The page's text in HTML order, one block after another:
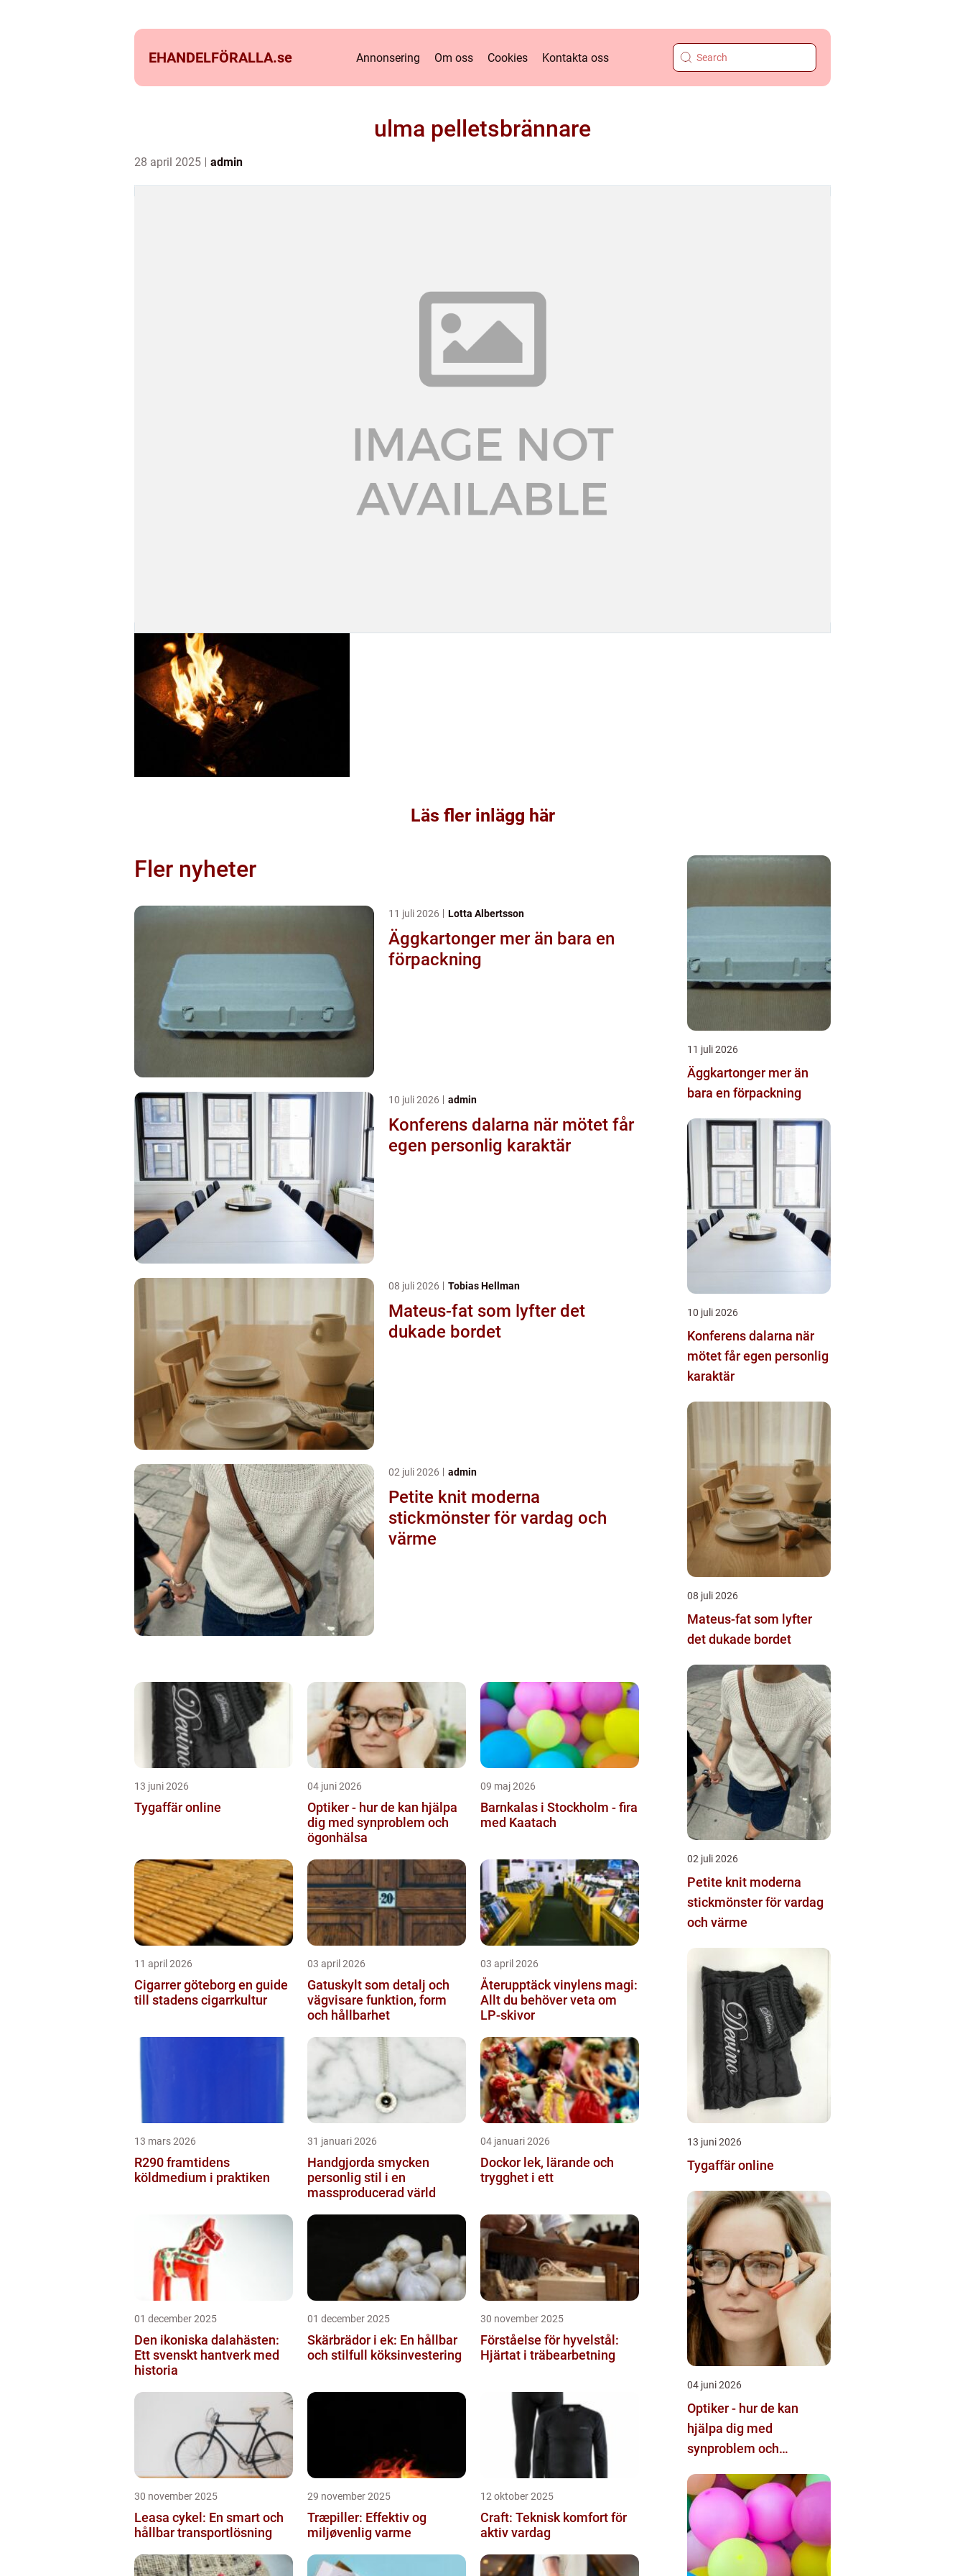
EHANDELFÖRALLA.se Annonsering Om oss Cookies Kontakta oss
ulma pelletsbrännare
28 april 2025 admin
Läs fler inlägg här
Fler nyheter
11 juli 2026 Lotta Albertsson
Äggkartonger mer än bara en
förpackning
10 juli 2026 admin
Konferens dalarna när mötet får
egen personlig karaktär
08 juli 2026 Tobias Hellman
Mateus-fat som lyfter det
dukade bordet
02 juli 2026 admin
Petite knit moderna
stickmönster för vardag och
värme
13 juni 2026
Tygaffär online
04 juni 2026
Optiker - hur de kan hjälpa
dig med synproblem och
ögonhälsa
09 maj 2026
Barnkalas i Stockholm - fira
med Kaatach
11 april 2026
Cigarrer göteborg en guide
till stadens cigarrkultur
03 april 2026
Gatuskylt som detalj och
vägvisare funktion, form
och hållbarhet
03 april 2026
Återupptäck vinylens magi:
Allt du behöver veta om
LP-skivor
13 mars 2026
R290 framtidens
köldmedium i praktiken
31 januari 2026
Handgjorda smycken
personlig stil i en
massproducerad värld
04 januari 2026
Dockor lek, lärande och
trygghet i ett
01 december 2025
Den ikoniska dalahästen:
Ett svenskt hantverk med
historia
01 december 2025
Skärbrädor i ek: En hållbar
och stilfull köksinvestering
30 november 2025
Förståelse för hyvelstål:
Hjärtat i träbearbetning
30 november 2025
Leasa cykel: En smart och
hållbar transportlösning
29 november 2025
Træpiller: Effektiv og
miljøvenlig varme
12 oktober 2025
Craft: Teknisk komfort för
aktiv vardag
11 juli 2026
Äggkartonger mer än
bara en förpackning
10 juli 2026
Konferens dalarna när
mötet får egen personlig
karaktär
08 juli 2026
Mateus-fat som lyfter
det dukade bordet
02 juli 2026
Petite knit moderna
stickmönster för vardag
och värme
13 juni 2026
Tygaffär online
04 juni 2026
Optiker - hur de kan
hjälpa dig med
synproblem och